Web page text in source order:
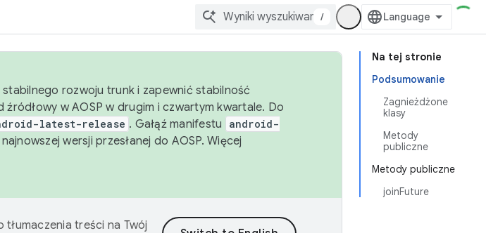
/
Na tej stronie
Podsumowanie
Zagnieżdżone
klasy
Metody
publiczne
Metody publiczne
joinFuture
rozwoju trunk i zapewnić stabilność
w AOSP w drugim i czwartym kwartale. Do
latest-release . Gałąź manifestu
android-
wersji przesłanej do AOSP. Więcej
treści na Twój